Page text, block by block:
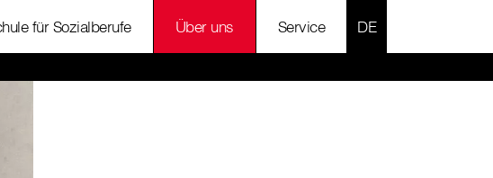
für Sozialberufe Über uns Service SPRACHE